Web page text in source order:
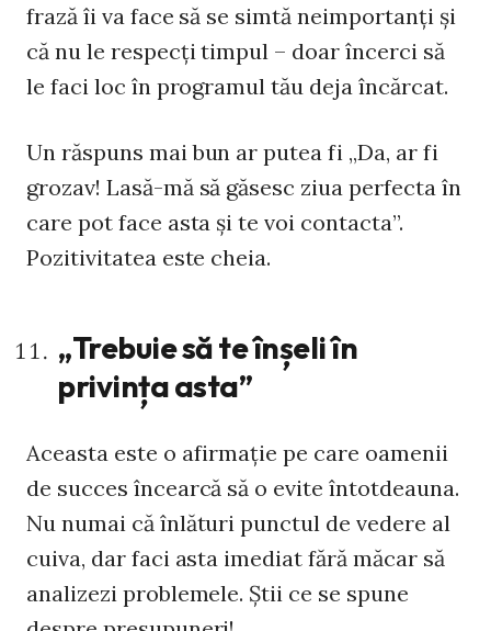
frază îi va face să se simtă neimportanți și
că nu le respecți timpul – doar încerci să
le faci loc în programul tău deja încărcat.
Un răspuns mai bun ar putea fi „Da, ar fi
grozav! Lasă-mă să găsesc ziua perfecta în
care pot face asta și te voi contacta”.
Pozitivitatea este cheia.
„Trebuie să te înșeli în
privința asta”
Aceasta este o afirmație pe care oamenii
de succes încearcă să o evite întotdeauna.
Nu numai că înlături punctul de vedere al
cuiva, dar faci asta imediat fără măcar să
analizezi problemele. Știi ce se spune